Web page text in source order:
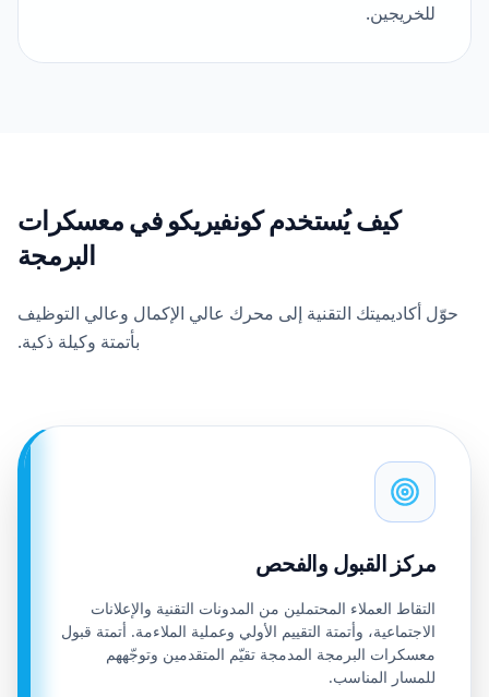
للخريجين.
كيف يُستخدم كونفيريكو في معسكرات
البرمجة
حوّل أكاديميتك التقنية إلى محرك عالي الإكمال وعالي التوظيف
بأتمتة وكيلة ذكية.
مركز القبول والفحص
التقاط العملاء المحتملين من المدونات التقنية والإعلانات
الاجتماعية، وأتمتة التقييم الأولي وعملية الملاءمة. أتمتة قبول
معسكرات البرمجة المدمجة تقيّم المتقدمين وتوجّههم
للمسار المناسب.